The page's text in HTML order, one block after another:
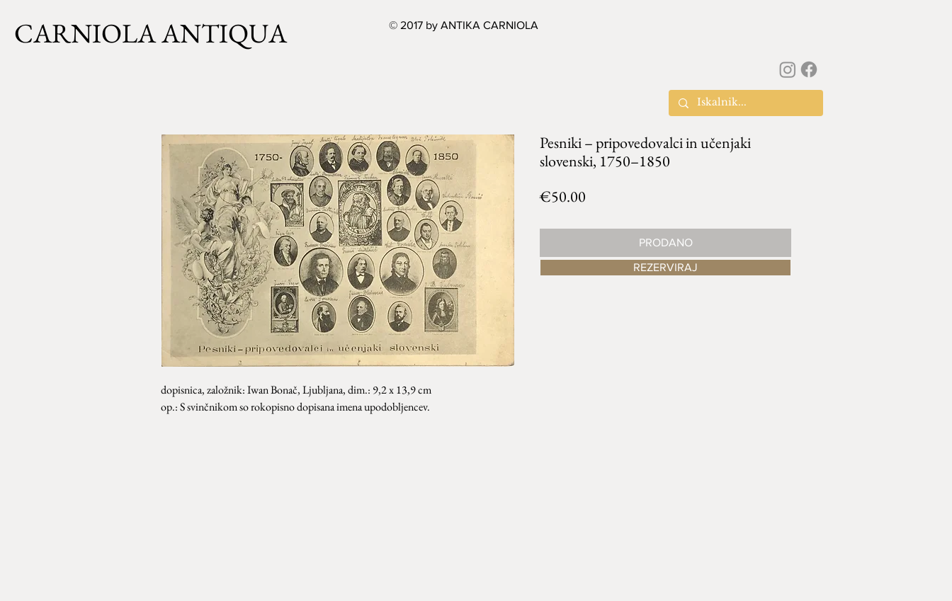
CARNIOLA ANTIQUA © 2017 by ANTIKA CARNIOLA
dopisnica, založnik: Iwan Bonač, Ljubljana, dim.: 9,2 x 13,9 cm
op.: S svinčnikom so rokopisno dopisana imena upodobljencev.
Pesniki – pripovedovalci in učenjaki
slovenski, 1750–1850
€50.00
PRODANO
REZERVIRAJ